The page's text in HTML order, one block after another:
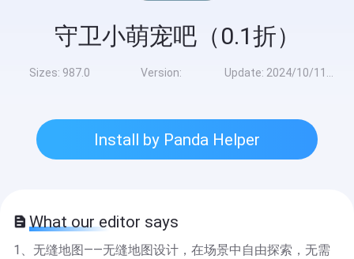
守卫小萌宠吧（0.1折）
Sizes: 987.0 Version: Update: 2024/10/11 10:00:00
Install by Panda Helper
What our editor says
1、无缝地图——无缝地图设计，在场景中自由探索，无需